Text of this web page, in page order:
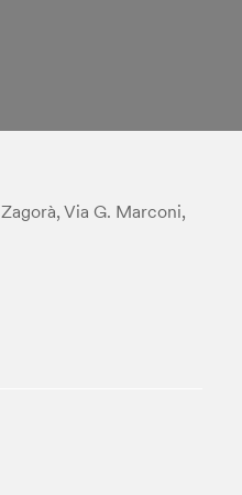
Via G. Marconi,